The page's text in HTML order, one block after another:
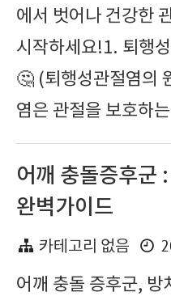
에서 벗어나 건강한
시작하세요!1. 퇴행
🤔 (퇴행성관절염의
염은 관절을 보호하
어깨 충돌증후군
완벽가이드
카테고리 없음
어깨 충돌 증후군, 방